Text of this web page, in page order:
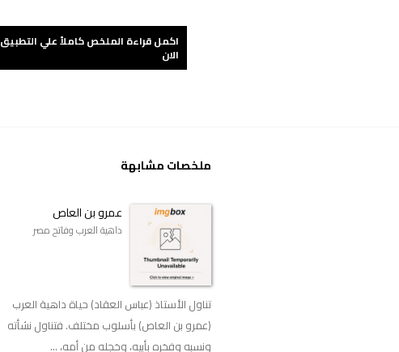
اكمل قراءة الملخص كاملاً علي التطبيق
الان
ملخصات مشابهة
عمرو بن العاص
داهية العرب وفاتح مصر
تناول الأستاذ (عباس العقاد) حياة داهية العرب
(عمرو بن العاص) بأسلوب مختلف. فتناول نشأته
ونسبه وفخره بأبيه، وخجله من أمه، ...